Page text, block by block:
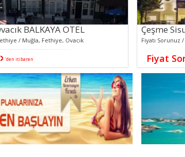
BALKAYA OTEL
/ Muğla, Fethiye, Ovacık
'den itibaren
Çeşme
Fiyatı Sorunuz
Fiyat
Grand Pasha
Avantajlı tatil için hemen